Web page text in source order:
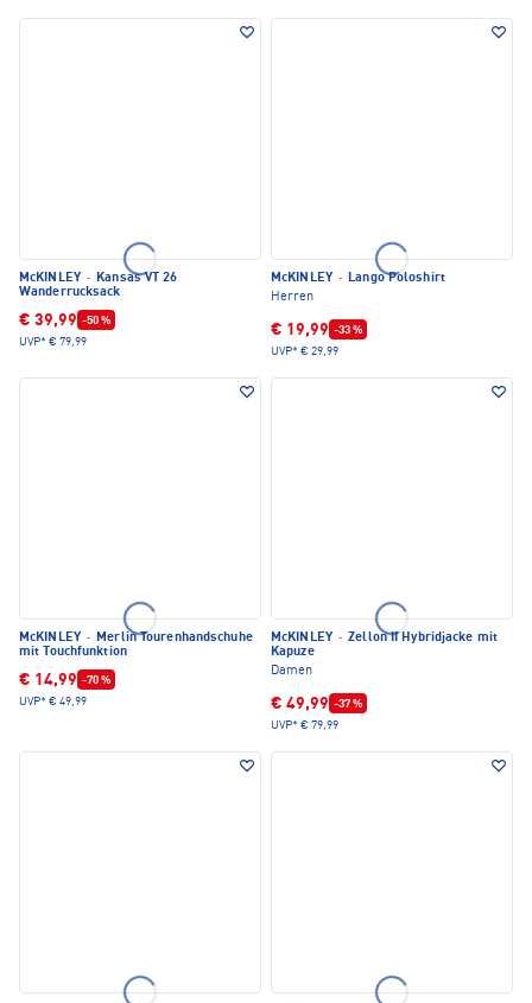
McKINLEY · Kansas VT 26
Wanderrucksack
€ 39,99 -50 %
UVP* € 79,99
McKINLEY · Lango Poloshirt
Herren
€ 19,99 -33 %
UVP* € 29,99
McKINLEY · Merlin Tourenhandschuhe
mit Touchfunktion
€ 14,99 -70 %
UVP* € 49,99
McKINLEY · Zellon II Hybridjacke mit
Kapuze
Damen
€ 49,99 -37 %
UVP* € 79,99